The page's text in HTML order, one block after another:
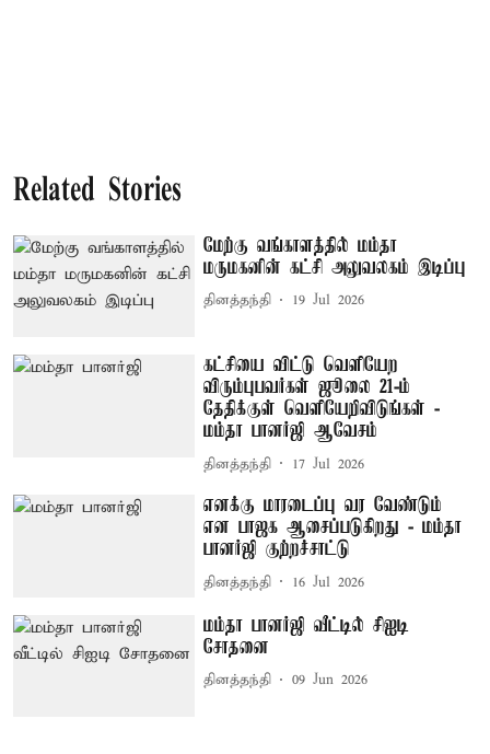
Related Stories
மேற்கு வங்காளத்தில் மம்தா
மருமகனின் கட்சி அலுவலகம் இடிப்பு
தினத்தந்தி 19 Jul 2026
கட்சியை விட்டு வெளியேற
விரும்புபவர்கள் ஜூலை 21-ம்
தேதிக்குள் வெளியேறிவிடுங்கள் -
மம்தா பானர்ஜி ஆவேசம்
தினத்தந்தி 17 Jul 2026
எனக்கு மாரடைப்பு வர வேண்டும்
என பாஜக ஆசைப்படுகிறது - மம்தா
பானர்ஜி குற்றச்சாட்டு
தினத்தந்தி 16 Jul 2026
மம்தா பானர்ஜி வீட்டில் சிஐடி
சோதனை
தினத்தந்தி 09 Jun 2026